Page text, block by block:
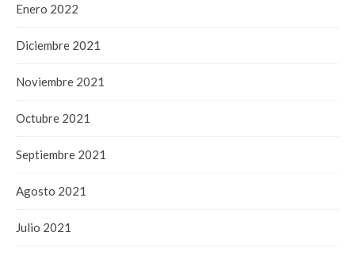
Enero 2022
Diciembre 2021
Noviembre 2021
Octubre 2021
Septiembre 2021
Agosto 2021
Julio 2021